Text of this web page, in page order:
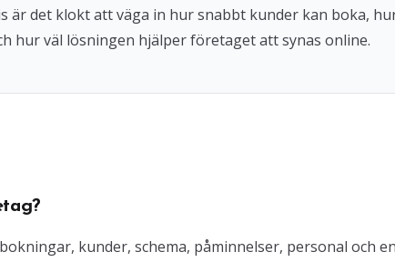
är det klokt att väga in hur snabbt kunder kan boka,
hur väl lösningen hjälper företaget att synas online.
kunder, schema, påminnelser, personal och